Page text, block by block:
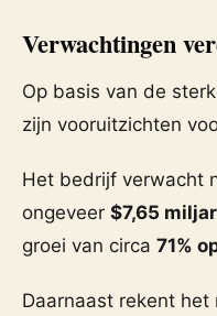
Verwachtingen
Op basis van de
zijn vooruitzichten
Het bedrijf verwacht
ongeveer $7,65
groei van circa 71%
Daarnaast rekent